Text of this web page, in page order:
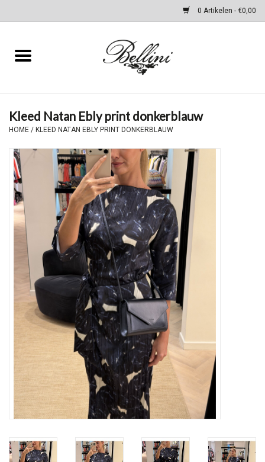
0 Artikelen - €0,00
Home
Schoenen & Accessoires
Tassen
cadeaubon
WINTER SALES
Merken
Kleed Natan Ebly print donkerblauw
HOME / KLEED NATAN EBLY PRINT DONKERBLAUW